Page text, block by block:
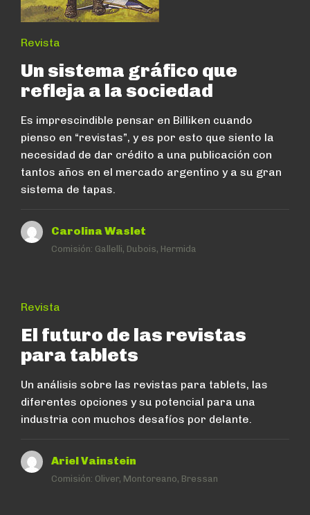
Revista
Un sistema gráfico que
refleja a la sociedad
Es imprescindible pensar en Billiken cuando
pienso en “revistas”, y es por esto que siento la
necesidad de dar crédito a una publicación con
tantos años en el mercado argentino y a su gran
sistema de tapas.
Carolina Waslet
Comisión: Gallelli, Dubois, Hermida
Revista
El futuro de las revistas
para tablets
Un análisis sobre las revistas para tablets, las
diferentes opciones y su potencial para una
industria con muchos desafíos por delante.
Ariel Vainstein
Comisión: Oliver, Montoreano, Bressan